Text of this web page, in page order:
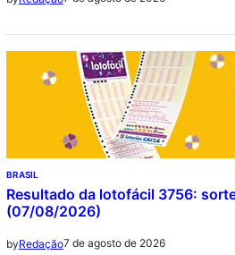
BRASIL
Resultado da lotofácil 3756:
(07/08/2026)
byRedação7 de agosto de 2026